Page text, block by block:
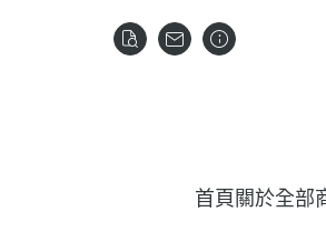
首頁 關於全部